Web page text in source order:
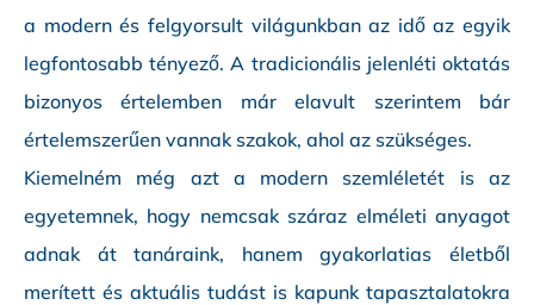
a modern és felgyorsult világunkban az idő az egyik
legfontosabb tényező. A tradicionális jelenléti oktatás
bizonyos értelemben már elavult szerintem bár
értelemszerűen vannak szakok, ahol az szükséges.
Kiemelném még azt a modern szemléletét is az
egyetemnek, hogy nemcsak száraz elméleti anyagot
adnak át tanáraink, hanem gyakorlatias életből
merített és aktuális tudást is kapunk tapasztalatokra